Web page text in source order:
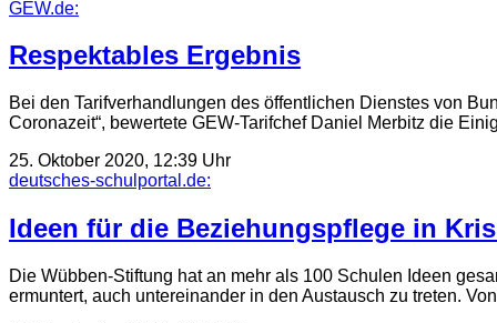
GEW.de:
Respektables Ergebnis
Bei den Tarifverhandlungen des öffentlichen Dienstes von
Coronazeit“, bewertete GEW-Tarifchef Daniel Merbitz die
25. Oktober 2020, 12:39 Uhr
deutsches-schulportal.de:
Ideen für die Beziehungspflege in
Die Wübben-Stiftung hat an mehr als 100 Schulen Ideen
ermuntert, auch untereinander in den Austausch zu treten.